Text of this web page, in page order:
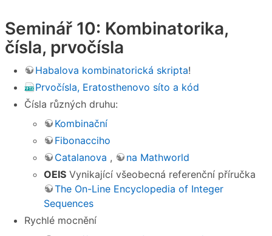
Seminář 10: Kombinatorika,
čísla, prvočísla
Habalova kombinatorická skripta!
Prvočísla, Eratosthenovo síto a kód
Čísla různých druhu:
Kombinační
Fibonacciho
Catalanova ,
na Mathworld
OEIS Vynikající všeobecná referenční příručka
The On-Line Encyclopedia of Integer
Sequences
Rychlé mocnění